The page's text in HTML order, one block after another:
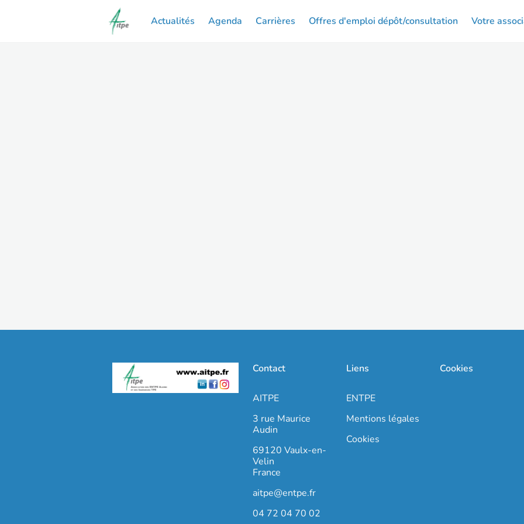
Actualités Agenda Carrières Offres d'emploi dépôt/consultation Votre
Contact
AITPE
3 rue Maurice
Audin
69120 Vaulx-en-
Velin
France
aitpe@entpe.fr
04 72 04 70 02
Liens
ENTPE
Mentions légales
Cookies
Cookies